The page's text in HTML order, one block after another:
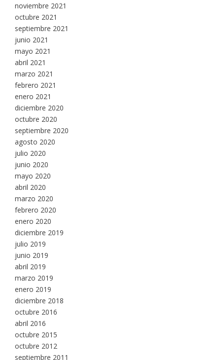
noviembre 2021
octubre 2021
septiembre 2021
junio 2021
mayo 2021
abril 2021
marzo 2021
febrero 2021
enero 2021
diciembre 2020
octubre 2020
septiembre 2020
agosto 2020
julio 2020
junio 2020
mayo 2020
abril 2020
marzo 2020
febrero 2020
enero 2020
diciembre 2019
julio 2019
junio 2019
abril 2019
marzo 2019
enero 2019
diciembre 2018
octubre 2016
abril 2016
octubre 2015
octubre 2012
septiembre 2011